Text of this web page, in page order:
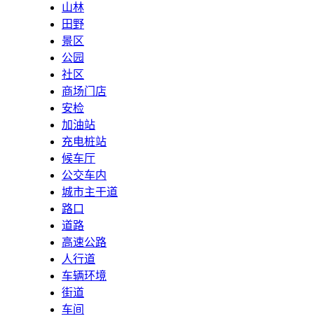
山林
田野
景区
公园
社区
商场门店
安检
加油站
充电桩站
候车厅
公交车内
城市主干道
路口
道路
高速公路
人行道
车辆环境
街道
车间